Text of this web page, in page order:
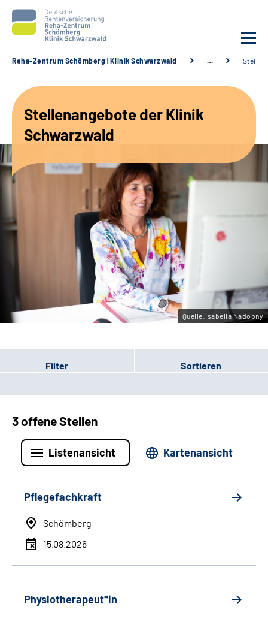
Unsere Angebote
Karriere
Sozialdienste & Zuweisende
Leichte Sprache
Gebärdensprache
Reha-Zentrum Schömberg | Klinik Schwarzwald …
Stellenangebote der Klinik
Schwarzwald
Quelle:Isabella Nadobny
Filter Sortieren
3 offene Stellen
Listenansicht Kartenansicht
Pflegefachkraft
Schömberg
15.08.2026
Physiotherapeut*in